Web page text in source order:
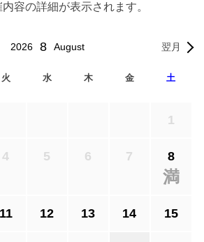
容の詳細が表示されます。
2026 8 August 翌月
火 水 木 金 土
1
4 5 6 7 8
満
11 12 13 14 15